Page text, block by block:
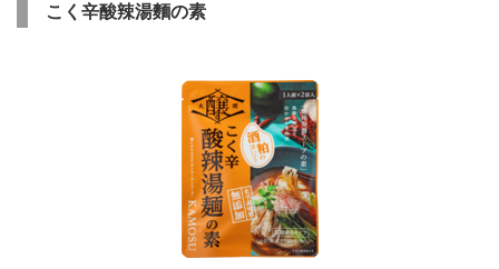
こく辛酸辣湯麵の素